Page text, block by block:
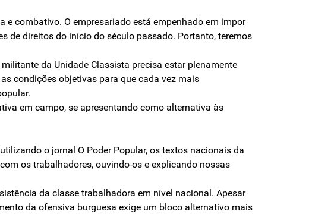
combativo. O empresariado está empenhado em impor
de direitos do início do século passado. Portanto, teremos
da Unidade Classista precisa estar plenamente
condições objetivas para que cada vez mais
em campo, se apresentando como alternativa às
o jornal O Poder Popular, os textos nacionais da
os trabalhadores, ouvindo-os e explicando nossas
da classe trabalhadora em nível nacional. Apesar
da ofensiva burguesa exige um bloco alternativo mais